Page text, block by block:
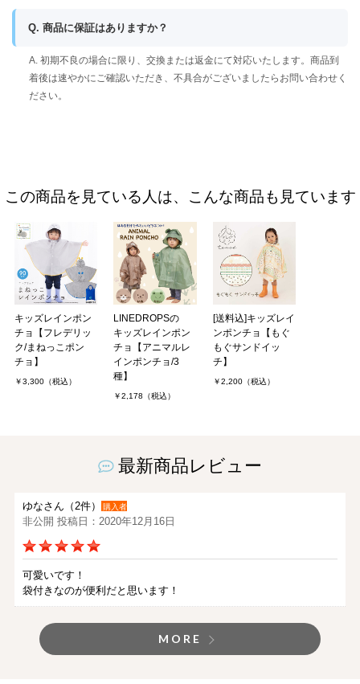
Q. 商品に保証はありますか？
A. 初期不良の場合に限り、交換または返金にて対応いたします。商品到
着後は速やかにご確認いただき、不具合がございましたらお問い合わせく
ださい。
この商品を見ている人は、こんな商品も見ています
キッズレインポン
チョ【フレデリッ
ク/まねっこポン
チョ】
￥3,300（税込）
LINEDROPSの
キッズレインポン
チョ【アニマルレ
インポンチョ/3
種】
￥2,178（税込）
[送料込]キッズレイ
ンポンチョ【もぐ
もぐサンドイッ
チ】
￥2,200（税込）
最新商品レビュー
ゆなさん（2件） 購入者
非公開 投稿日：2020年12月16日
可愛いです！
袋付きなのが便利だと思います！
MORE